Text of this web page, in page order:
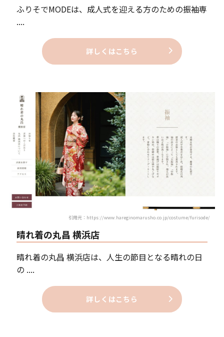
ふりそでMODEは、成人式を迎える方のための振袖専
....
詳しくはこちら
引用元：https://www.hareginomarusho.co.jp/costume/furisode/
晴れ着の丸昌 横浜店
晴れ着の丸昌 横浜店は、人生の節目となる晴れの日
の ....
詳しくはこちら